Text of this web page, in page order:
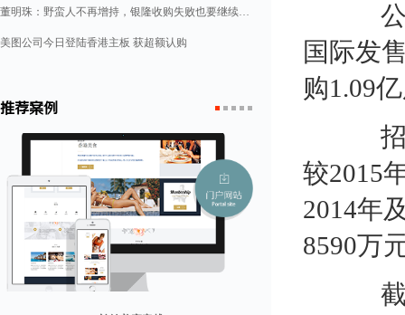
董明珠：野蛮人不再增持，银隆收购失败也要继续造格力汽车
美图公司今日登陆香港主板 获超额认购
推荐案例
1 2
公告
国际发
购1.09
招股
较2015
2014年
8590万
截至